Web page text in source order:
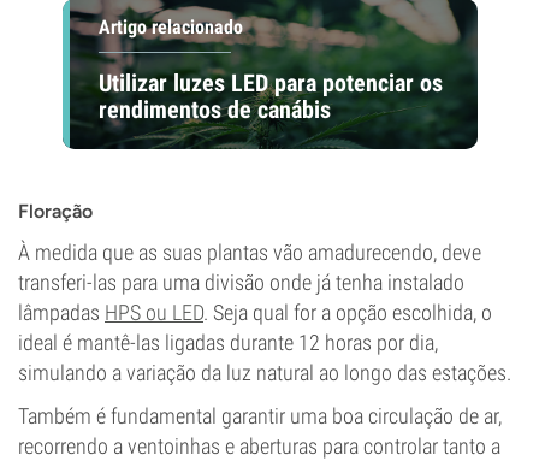
Artigo relacionado
Utilizar luzes LED para potenciar os
rendimentos de canábis
Floração
À medida que as suas plantas vão amadurecendo, deve
transferi-las para uma divisão onde já tenha instalado
lâmpadas HPS ou LED. Seja qual for a opção escolhida, o
ideal é mantê-las ligadas durante 12 horas por dia,
simulando a variação da luz natural ao longo das estações.
Também é fundamental garantir uma boa circulação de ar,
recorrendo a ventoinhas e aberturas para controlar tanto a